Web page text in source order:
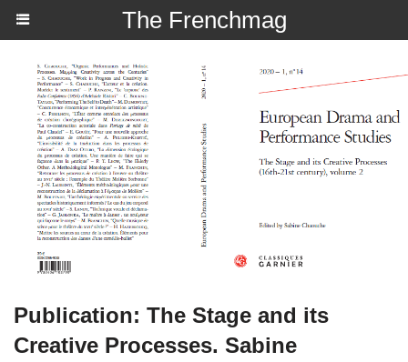
The Frenchmag
Publication: The Stage and its
Creative Processes. Sabine